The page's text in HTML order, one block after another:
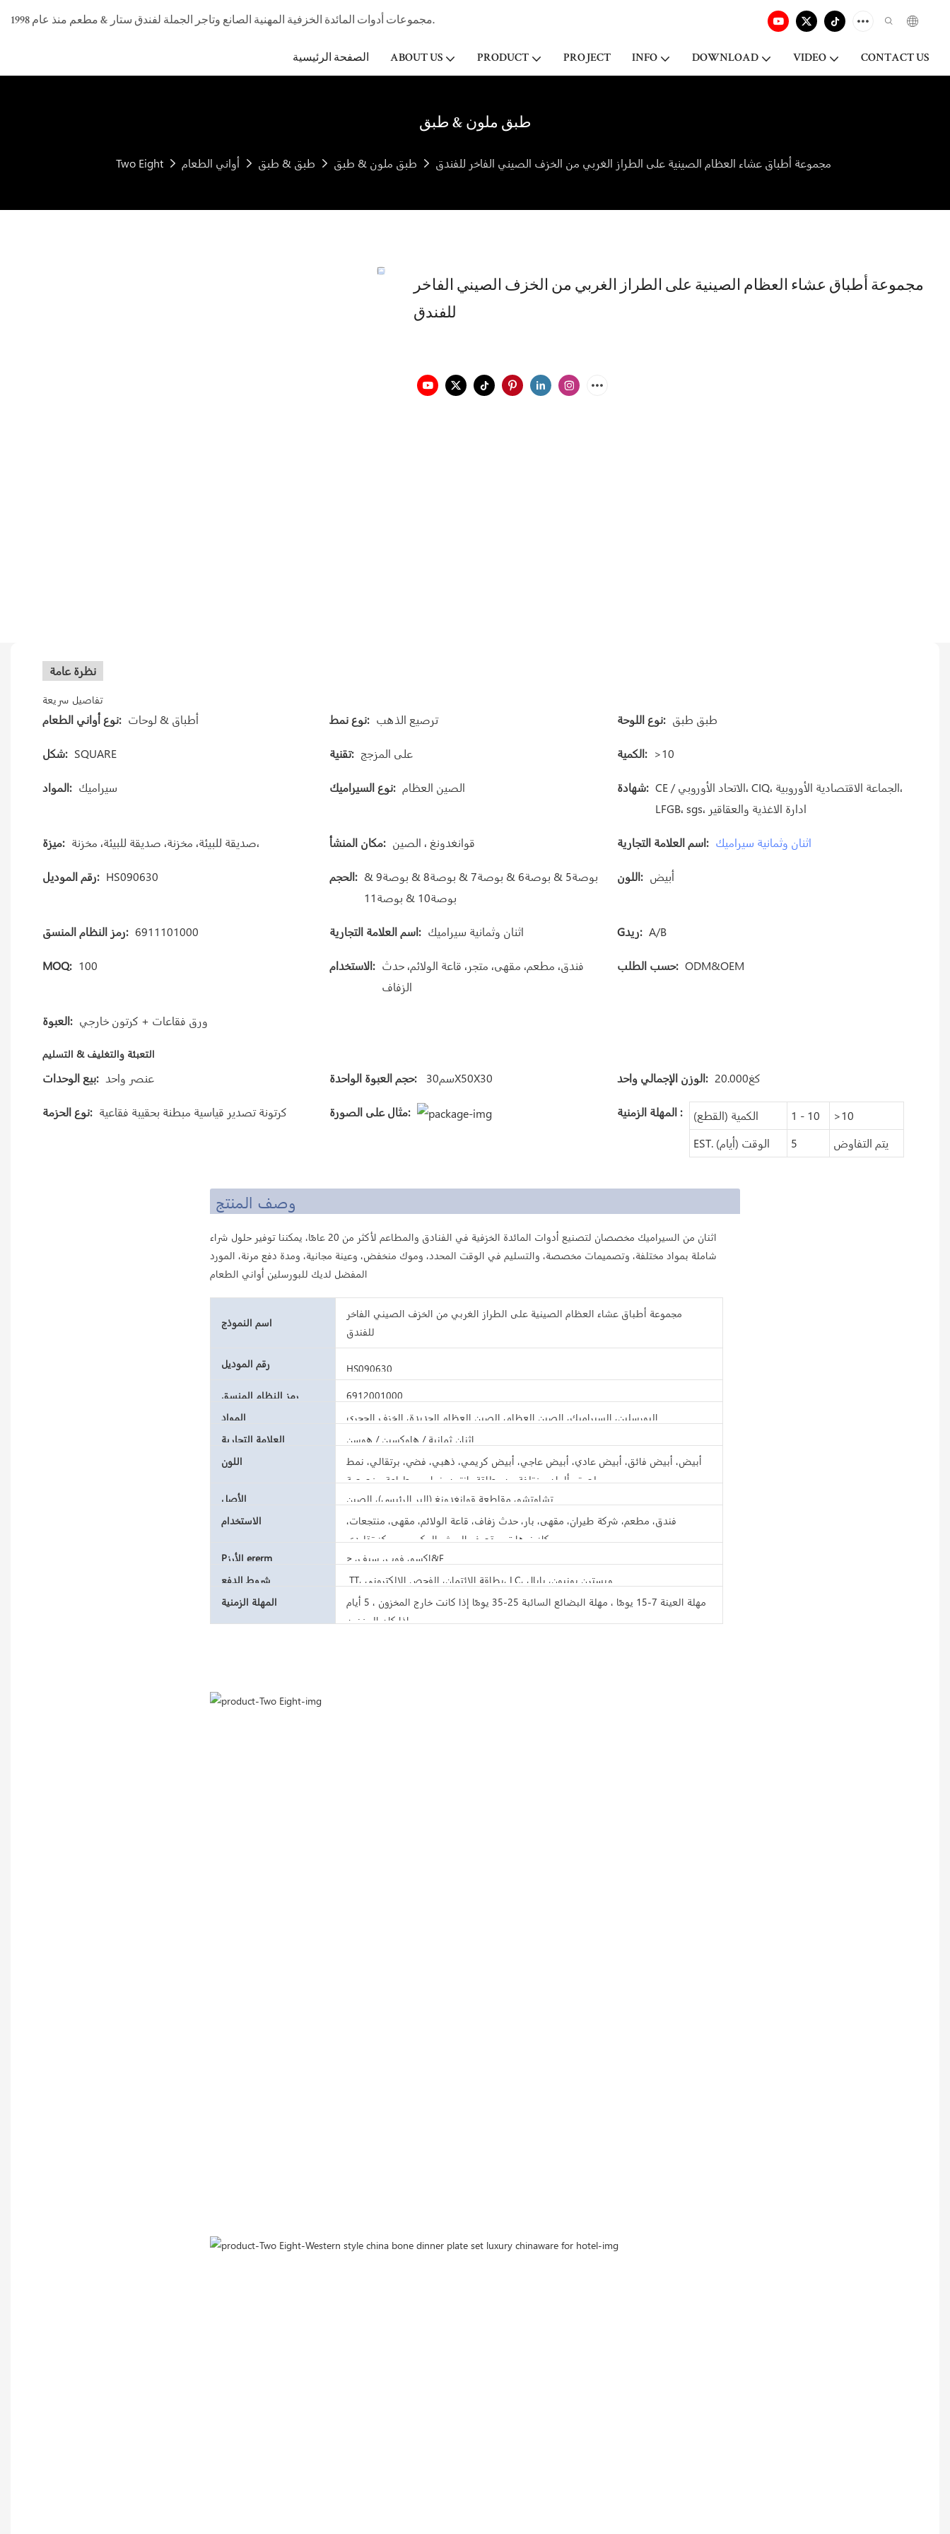
مجموعات أدوات المائدة الخزفية المهنية الصانع وتاجر الجملة لفندق ستار & مطعم منذ عام 1998.
الصفحة الرئيسية ABOUT US PRODUCT PROJECT INFO DOWNLOAD VIDEO CONTACT US
طبق ملون & طبق
Two Eight أواني الطعام طبق & طبق طبق ملون & طبق مجموعة أطباق عشاء العظام الصينية على الطراز الغربي من الخزف الصيني الفاخر للفندق
مجموعة أطباق عشاء العظام الصينية على الطراز الغربي من الخزف الصيني الفاخر
للفندق
نظرة عامة
تفاصيل سريعة
نوع أواني الطعام: أطباق & لوحات نوع نمط: ترصيع الذهب نوع اللوحة: طبق طبق
شكل: SQUARE تقنية: على المزجج الكمية: >10
المواد: سيراميك نوع السيراميك: الصين العظام شهادة: CE / الاتحاد الأوروبي، CIQ، الجماعة الاقتصادية الأوروبية،
LFGB، sgs، ادارة الاغذية والعقاقير
ميزة: صديقة للبيئة، مخزنة، صديقة للبيئة، مخزنة، مكان المنشأ: قوانغدونغ ، الصين اسم العلامة التجارية: اثنان وثمانية سيراميك
رقم الموديل: HS090630 الحجم: بوصة5 & بوصة6 & بوصة7 & بوصة8 & بوصة9 &
بوصة10 & بوصة11
اللون: أبيض
رمز النظام المنسق: 6911101000 اسم العلامة التجارية: اثنان وثمانية سيراميك Gريد: A/B
MOQ: 100 الاستخدام: فندق، مطعم، مقهى، متجر، قاعة الولائم، حدث
الزفاف
حسب الطلب: ODM&OEM
العبوة: ورق فقاعات + كرتون خارجي
التعبئة والتغليف & التسليم
بيع الوحدات: عنصر واحد حجم العبوة الواحدة: سم30X50X30 الوزن الإجمالي واحد: كغ20.000
نوع الحزمة: كرتونة تصدير قياسية مبطنة بحقيبة فقاعية مثال على الصورة: المهلة الزمنية : الكمية (القطع) 1 - 10
>10
EST. الوقت (أيام)
5 يتم التفاوض
وصف المنتج
اثنان من السيراميك مخصصان لتصنيع أدوات المائدة الخزفية في الفنادق والمطاعم لأكثر من 20 عامًا، يمكننا توفير حلول شراء
شاملة بمواد مختلفة، وتصميمات مخصصة، والتسليم في الوقت المحدد، وموك منخفض، وعينة مجانية، ومدة دفع مرنة، المورد
المفضل لديك للبورسلين أواني الطعام
اسم النموذج
مجموعة أطباق عشاء العظام الصينية على الطراز الغربي من الخزف الصيني الفاخر
للفندق
رقم الموديل
HS090630
رمز النظام المنسق
6912001000
المواد
البورسلين، السيراميك، الصين العظام، الصين العظام الجديدة، الخزف الحجري
العلامة التجارية
اثنان ثمانية / هاوكسين / هوسن
اللون
أبيض، أبيض فائق، أبيض عادي، أبيض عاجي، أبيض كريمي، ذهبي، فضي، برتقالي، نمط
ملصق، ألوان مختلفة من بطاقة بانتون، نحاسي، طباعة مخصصة
الأصل
تشاوتشو، مقاطعة قوانغدونغ (البر الرئيسي)، الصين
الاستخدام
فندق، مطعم، شركة طيران، مقهى، بار، حدث زفاف، قاعة الولائم، مقهى، منتجعات،
كازينوهات، مقصف الجيش الحكومي، مركز تقليدي
Pالأرز ererm
إكسو، فوب، سيف، ج&F
شروط الدفع
TT، بطاقة الائتمان، الفحص الإلكتروني، LC، ويسترن يونيون، بايال
المهلة الزمنية
مهلة العينة 7-15 يومًا ، مهلة البضائع السائبة 25-35 يومًا إذا كانت خارج المخزون ، 5 أيام
إذا كان المخزون